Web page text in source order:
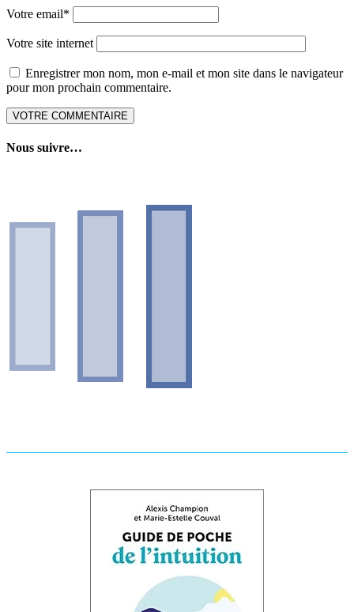
Votre email*
Votre site internet
Enregistrer mon nom, mon e-mail et mon site dans le navigateur
pour mon prochain commentaire.
Nous suivre…